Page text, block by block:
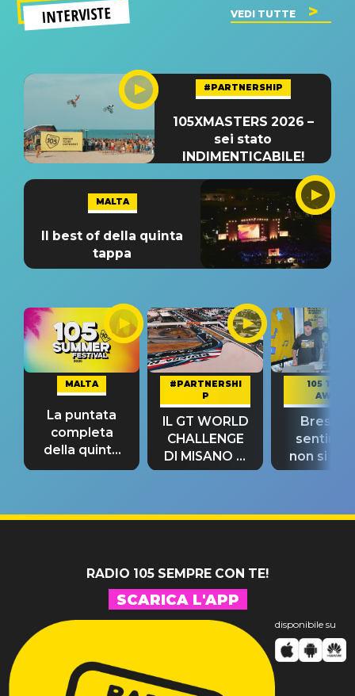
INTERVISTE VEDI TUTTE
#PARTNERSHIP
105XMASTERS 2026 –
sei stato
INDIMENTICABILE!
MALTA
Il best of della quinta
tappa
MALTA
La puntata
completa
della quinta
tappa
#PARTNERSHI
P
IL GT WORLD
CHALLENGE
DI MISANO si
riconferma
105 TAKE
AWAY
Bresh:
non si
fino alla
RADIO 105 SEMPRE CON TE!
SCARICA L'APP
disponibile su